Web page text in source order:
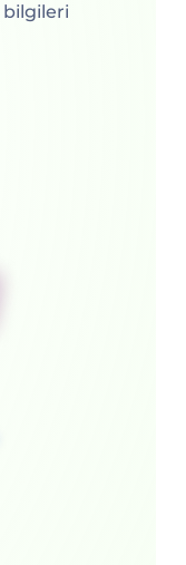
bilgileri